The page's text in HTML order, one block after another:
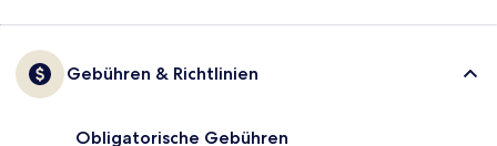
Gebühren & Richtlinien
Obligatorische Gebühren